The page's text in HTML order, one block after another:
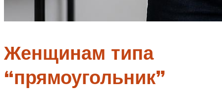
Женщинам типа
“прямоугольник”